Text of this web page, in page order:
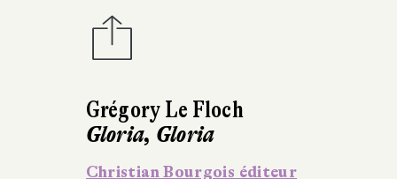
Grégory Le Floch
Gloria, Gloria
Christian Bourgois éditeur